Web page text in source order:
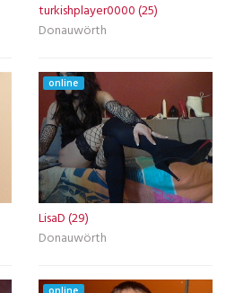
turkishplayer0000 (25)
Donauwörth
online
LisaD (29)
Donauwörth
online